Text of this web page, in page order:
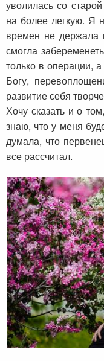
уволилась со
на более легкую. Я
времен не держала
смогла
только в операции,
Богу,
развитие себя
Хочу сказать и о
знаю, что у меня
думала, что
все рассчитал.